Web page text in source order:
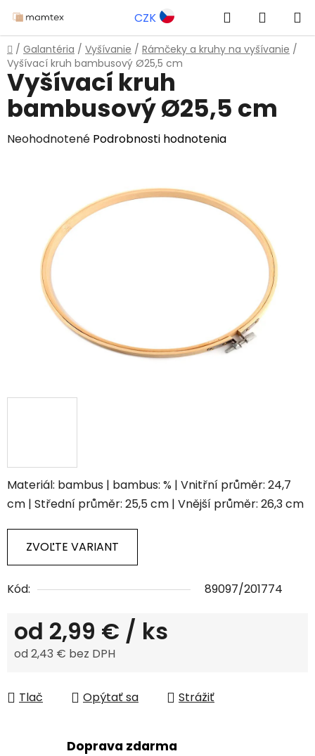
na
obsah
CZK Hľadať
KOŠÍK
Domov
/ Galantéria / Vyšívanie / Rámčeky a kruhy na vyšívanie /
Vyšívací kruh bambusový Ø25,5 cm
Materiál: bambus | bambus: % | Vnitřní průměr: 24,7
cm | Střední průměr: 25,5 cm | Vnější průměr: 26,3 cm
ZVOĽTE VARIANT
Kód: 89097/201774
od 2,99 € / ks
od2,43 € bez DPH
Tlač
Opýtať sa Strážiť
Vyšívací kruh
bambusový Ø25,5 cm
Priemerné
hviezdičiek.
Neohodnotené Podrobnosti hodnotenia
Doprava zdarma